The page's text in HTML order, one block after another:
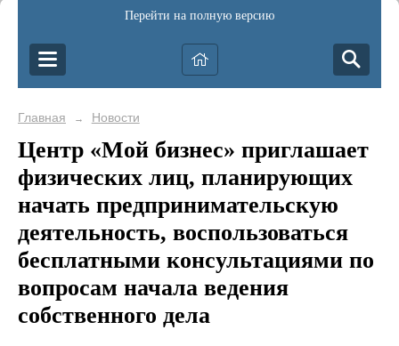
Перейти на полную версию
Главная → Новости
Центр «Мой бизнес» приглашает
физических лиц, планирующих
начать предпринимательскую
деятельность, воспользоваться
бесплатными консультациями по
вопросам начала ведения
собственного дела